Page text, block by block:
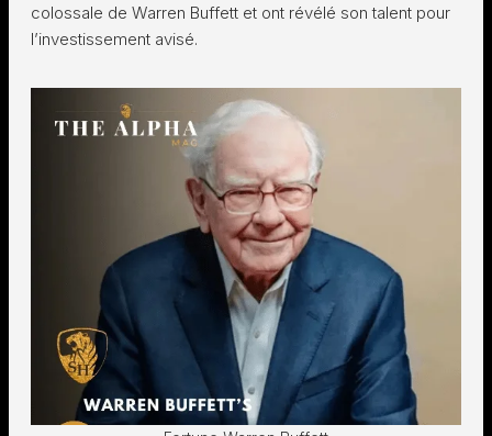
colossale de Warren Buffett et ont révélé son talent pour
l’investissement avisé.